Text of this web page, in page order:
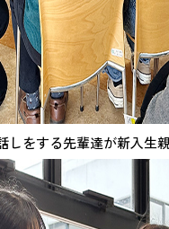
しをする先輩達が新入生